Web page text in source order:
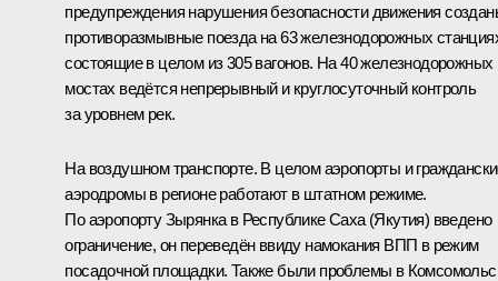
предупреждения нарушения безопасности движения
противоразмывные поезда на 63 железнодорожных
состоящие в целом из 305 вагонов. На 40 железнодорожных
мостах ведётся непрерывный и круглосуточный контроль
за уровнем рек.
На воздушном транспорте. В целом аэропорты и
аэродромы в регионе работают в штатном режиме.
По аэропорту Зырянка в Республике Саха (Якутия) введено
ограничение, он переведён ввиду намокания ВПП в режим
посадочной площадки. Также были проблемы в